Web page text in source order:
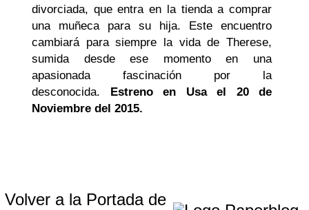
divorciada, que entra en la tienda a comprar
una muñeca para su hija. Este encuentro
cambiará para siempre la vida de Therese,
sumida desde ese momento en una
apasionada fascinación por la
desconocida. Estreno en Usa el 20 de
Noviembre del 2015.
Volver a la Portada de